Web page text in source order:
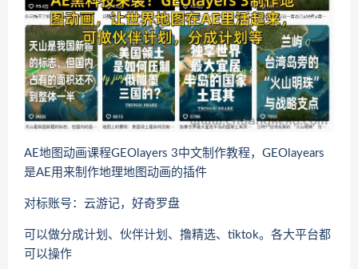
AE地图动画课程GEOlayers 3中文制作教程，GEOlayears
是AE用来制作地理地图动画的插件
对标账号：云游记，好奇罗盘
可以做分成计划、伙伴计划、撸精选、tiktok。各大平台都
可以操作